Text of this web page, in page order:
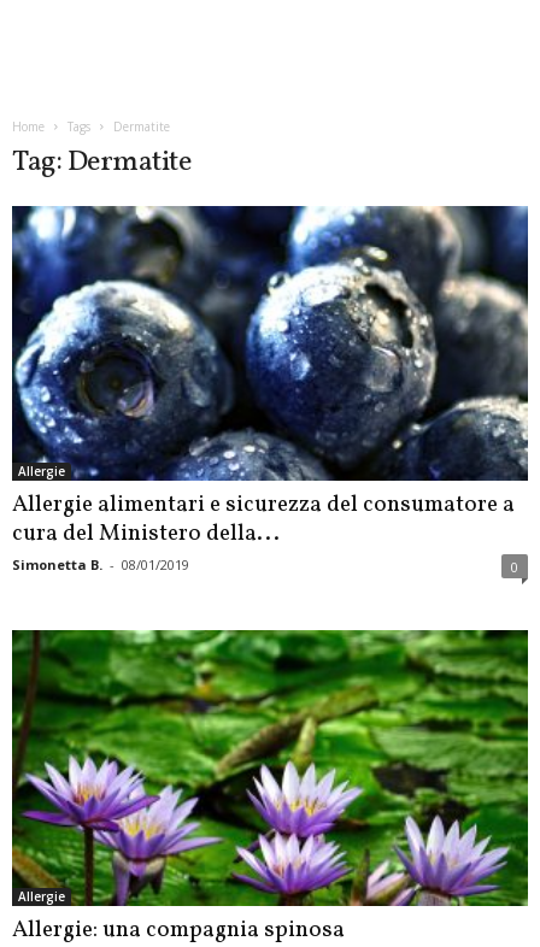
Home Tags Dermatite
Tag: Dermatite
Allergie
Allergie alimentari e sicurezza del consumatore a
cura del Ministero della...
Simonetta B. - 08/01/2019 0
Allergie
Allergie: una compagnia spinosa